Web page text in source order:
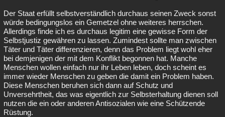
Der Staat erfüllt selbstverständlich durchaus seinen Zweck sonst
würde bedingungslos ein Gemetzel ohne weiteres herrschen.
Allerdings finde ich es durchaus legitim eine gewisse Form der
Selbstjustiz gewähren zu lassen. Zumindest sollte man zwischen
Täter und Täter differenzieren, denn das Problem liegt wohl eher
bei demjenigen der mit dem Konflikt begonnen hat. Manche
Menschen wollen einfach nur ihr Leben leben, doch scheint es
immer wieder Menschen zu geben die damit ein Problem haben.
Diese Menschen beruhen sich dann auf Schutz und
Unversehrtheit, das was eigentlich zur Selbsterhaltung dienen soll
nutzen die ein oder anderen Antisozialen wie eine Schützende
Rüstung.